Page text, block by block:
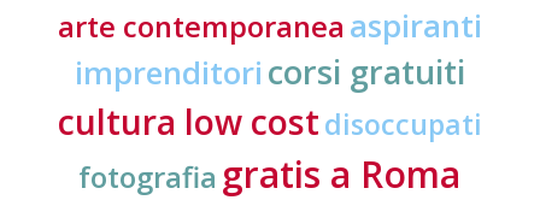
arte contemporanea aspiranti
imprenditori corsi gratuiti
cultura low costdisoccupati
fotografia gratis a Roma